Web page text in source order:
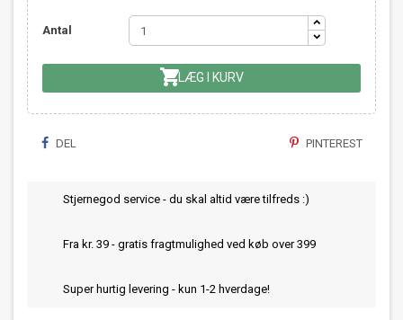
Antal
 LÆG I KURV
DEL PINTEREST
Stjernegod service - du skal altid være tilfreds :)
Fra kr. 39 - gratis fragtmulighed ved køb over 399
Super hurtig levering - kun 1-2 hverdage!